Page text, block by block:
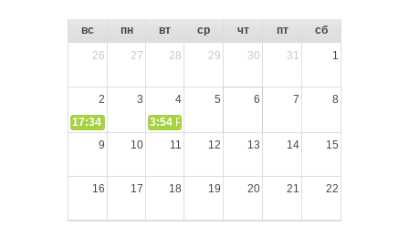
вс пн вт ср чт пт
сб
26
27 28 29 30 31 1
2 3 4 5 6 7
8
17:34
СЛОВО из СЛОВА – «Ищите Господа, призывайте Его»
3:54 РАЗМЫШЛЕНИЕ: Дух Святой не угашайте!
9
10 11 12 13 14 15
16 17 18 19 20 21 22